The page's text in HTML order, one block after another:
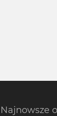
Najnowsze